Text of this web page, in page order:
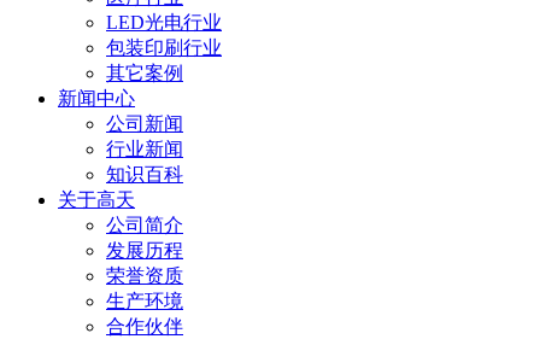
LED光电行业
包装印刷行业
其它案例
新闻中心
公司新闻
行业新闻
知识百科
关于高天
公司简介
发展历程
荣誉资质
生产环境
合作伙伴